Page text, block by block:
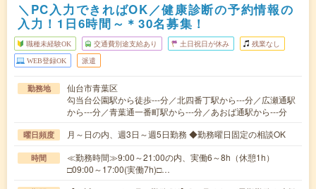
＼PC入力できればOK／健康診断の予約情報の
入力！1日6時間～＊30名募集！
職種未経験OK 交通費別途支給あり 土日祝日が休み 残業なし
WEB登録OK 派遣
勤務地
仙台市青葉区
勾当台公園駅から徒歩---分／北四番丁駅から---分／広瀬通駅
から---分／青葉通一番町駅から---分／あおば通駅から---分
曜日頻度 月～日の内、週3日～週5日勤務 ◆勤務曜日固定の相談OK
時間
≪勤務時間≫9:00～21:00の内、実働6～8h（休憩1h）
□09:00～17:00(実働7h)□…